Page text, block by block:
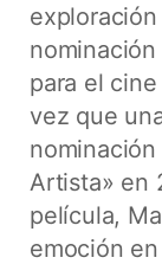
para el
vez que
Artista» en
película,
emoción